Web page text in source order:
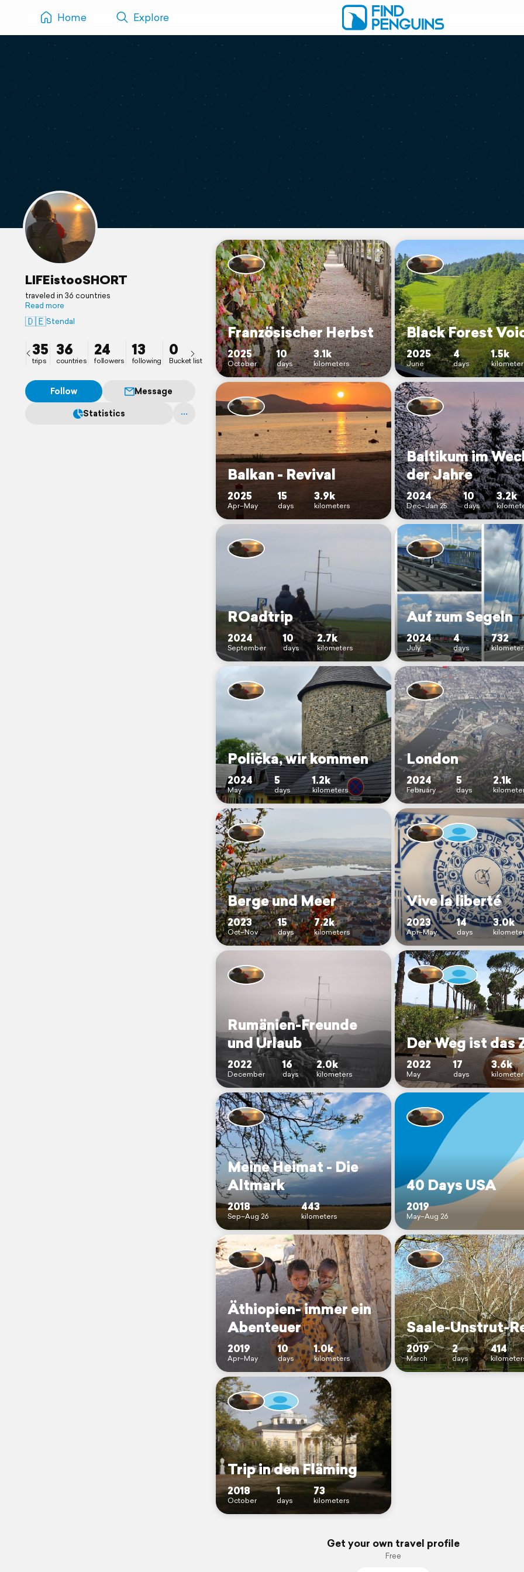
Home Explore
LIFEistooSHORT
traveled in 36 countries
Read more
🇩🇪Stendal
35
trips
36
countries
24
followers
13
following
0
Bucket list
Follow
Message
Statistics
Französischer Herbst
2025
October
10
days
3.1k
kilometers
Black Forest
2025
June
4
days
1.5k
Balkan - Revival
2025
Apr–May
15
days
3.9k
kilometers
Baltikum im
der Jahre
2024
Dec–Jan 25
10
days
3.2k
ROadtrip
2024
September
10
days
2.7k
kilometers
Auf zum Segeln
2024
July
4
days
732
Polička, wir kommen
2024
May
5
days
1.2k
kilometers
London
2024
February
5
days
2.1k
Berge und Meer
2023
Oct–Nov
15
days
7.2k
kilometers
Vive la liberté
2023
Apr–May
14
days
3.0k
Rumänien-Freunde
und Urlaub
2022
December
16
days
2.0k
kilometers
Der Weg ist das
2022
May
17
days
3.6k
Meine Heimat - Die
Altmark
2018
Sep–Aug 26
443
kilometers
40 Days USA
2019
May–Aug 26
Äthiopien- immer ein
Abenteuer
2019
Apr–May
10
days
1.0k
kilometers
Saale-Unstrut-
2019
March
2
days
414
Trip in den Fläming
2018
October
1
days
73
kilometers
Get your own travel profile
Free